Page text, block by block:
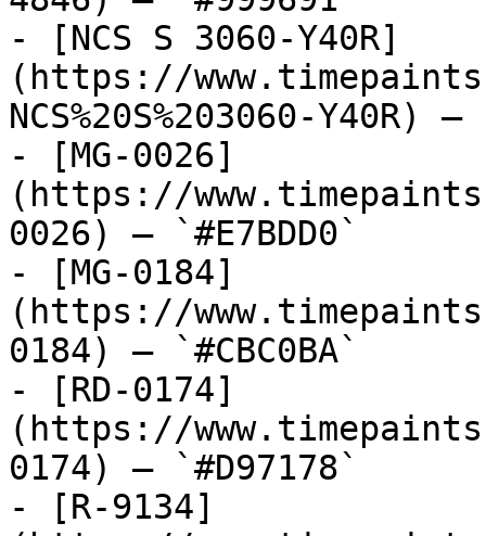
- [NCS S 3060-Y40R]
(https://
NCS%20S%203060-Y40R)
- [MG-0026]
(https://
0026) — `#E7BDD0`
- [MG-0184]
(https://
0184) — `#CBC0BA`
- [RD-0174]
(https://
0174) — `#D97178`
- [R-9134]